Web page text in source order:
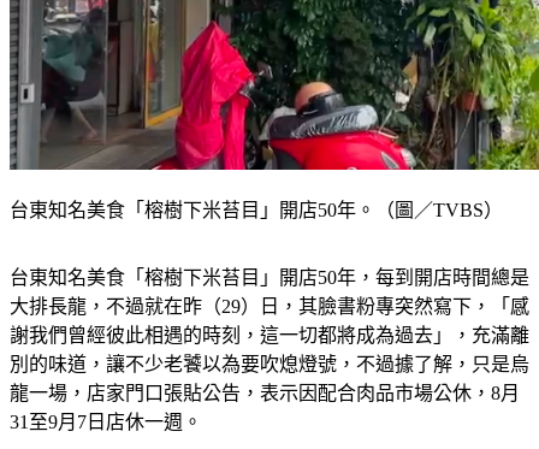
台東知名美食「榕樹下米苔目」開店50年，每到開店時間總是
大排長龍，不過就在昨（29）日，其臉書粉專突然寫下，「感
謝我們曾經彼此相遇的時刻，這一切都將成為過去」，充滿離
別的味道，讓不少老饕以為要吹熄燈號，不過據了解，只是烏
龍一場，店家門口張貼公告，表示因配合肉品市場公休，8月